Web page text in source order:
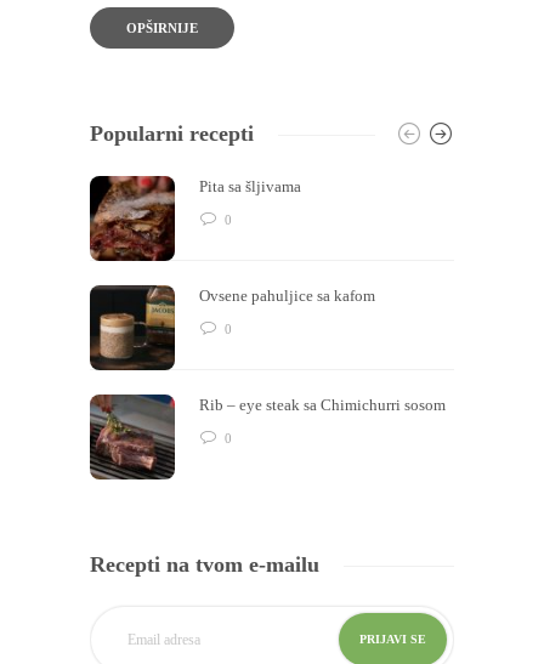
OPŠIRNIJE
Popularni recepti
Pita sa šljivama
0
Ovsene pahuljice sa kafom
0
Rib – eye steak sa Chimichurri sosom
0
Recepti na tvom e-mailu